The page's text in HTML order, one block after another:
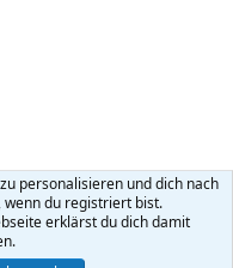
Hilfe
R
personalisieren und dich nach
wenn du registriert bist.
erklärst du dich damit